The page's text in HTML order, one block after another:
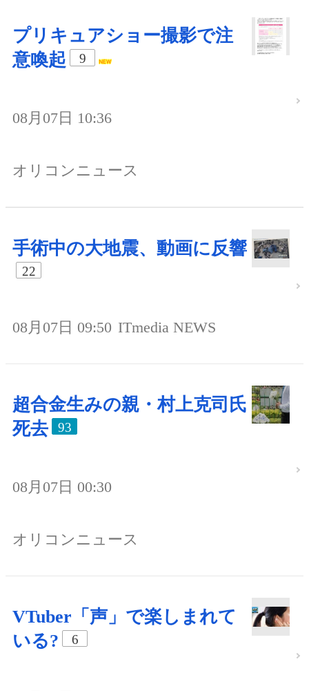
プリキュアショー撮影で注
意喚起
9
08月07日 10:36
オリコンニュース
手術中の大地震、動画に反響
22
08月07日 09:50 ITmedia NEWS
超合金生みの親・村上克司氏
死去
93
08月07日 00:30
オリコンニュース
VTuber「声」で楽しまれて
いる?
6